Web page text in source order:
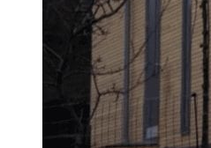
Se mere